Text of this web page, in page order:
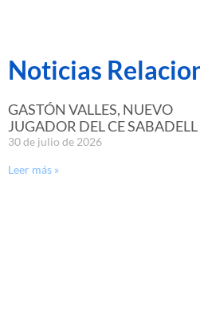
Noticias
GASTÓN VALLES, NUEVO
JUGADOR DEL CE SABADELL
30 de julio de 2026
Leer más »